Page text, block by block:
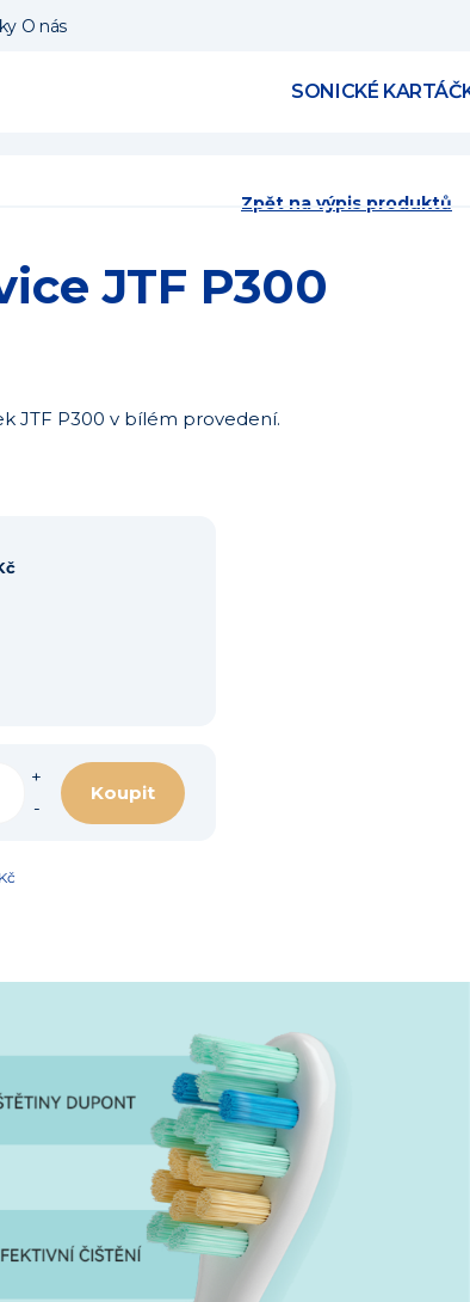
O nás
SONICKÉ
Zpět na výpis produktů
JTF P300
JTF P300 v bílém provedení.
+
-
Koupit